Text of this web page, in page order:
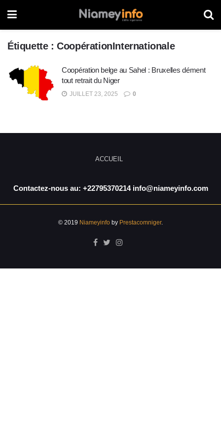
Étiquette :CoopérationInternationale
Coopération belge au Sahel : Bruxelles dément
tout retrait du Niger
JUILLET 23, 2025 0
ACCUEIL
Contactez-nous au: +22795370214 info@niameyinfo.com
© 2019 Niameyinfo by Prestacomniger.